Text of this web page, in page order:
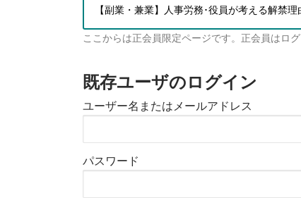
【副業・兼業】人事労務･役員が考える解禁理
ここからは正会員限定ページです。正会員はロ
既存ユーザのログイン
ユーザー名またはメールアドレス
パスワード